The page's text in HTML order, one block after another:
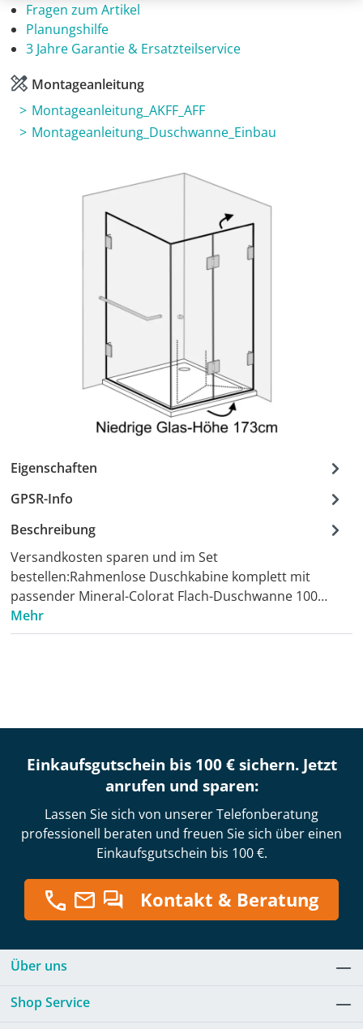
Fragen zum Artikel
Planungshilfe
3 Jahre Garantie & Ersatzteilservice
Montageanleitung
Montageanleitung_AKFF_AFF
Montageanleitung_Duschwanne_Einbau
Eigenschaften
GPSR-Info
Beschreibung
Versandkosten sparen und im Set
bestellen:Rahmenlose Duschkabine komplett mit
passender Mineral-Colorat Flach-Duschwanne 100…
Mehr
Einkaufsgutschein bis 100 € sichern. Jetzt
anrufen und sparen:
Lassen Sie sich von unserer Telefonberatung
professionell beraten und freuen Sie sich über einen
Einkaufsgutschein bis 100 €.
Kontakt & Beratung
Über uns
Shop Service